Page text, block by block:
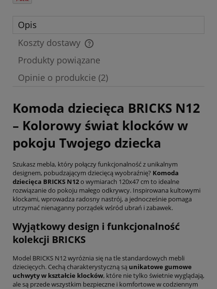
Opis
Koszty dostawy
Cena nie zawiera ewentualnych kosztów płatności
Produkty powiązane
Opinie o produkcie (2)
Komoda dziecięca BRICKS N12
– Kolorowy świat klocków w
pokoju Twojego dziecka
Szukasz mebla, który połączy funkcjonalność z unikalnym
designem, pobudzającym dziecięcą wyobraźnię? Komoda
dziecięca BRICKS N12o wymiarach 120x47 cm to idealne
rozwiązanie do pokoju małego odkrywcy. Inspirowana kultowymi
klockami, wprowadza radosny nastrój, a jednocześnie pomaga
utrzymać nienaganny porządek wśród ubrań i zabawek.
Wyjątkowy design i funkcjonalność
kolekcji BRICKS
Model BRICKS N12 wyróżnia się na tle standardowych mebli
dziecięcych. Cechą charakterystyczną są unikatowe gumowe
uchwyty w kształcie klocków, które nie tylko świetnie wyglądają,
ale są przede wszystkim bezpieczne i komfortowe w codziennym